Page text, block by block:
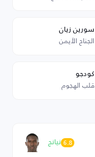
سورين زيان
الجناح الأيمن
كودجو
قلب الهجوم
نيانج 6.8